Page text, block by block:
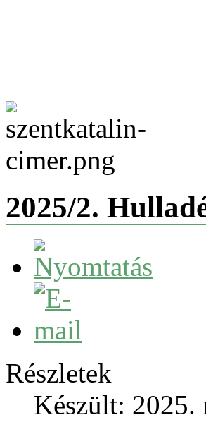
2025/2.
Részletek
Készült: 2025.